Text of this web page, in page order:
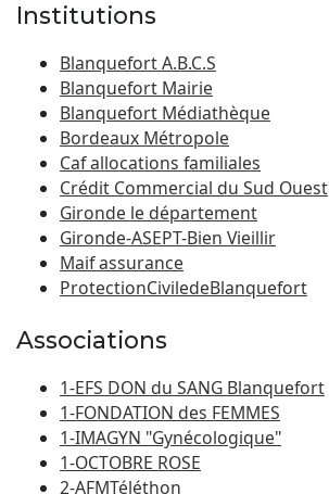
Institutions
Blanquefort A.B.C.S
Blanquefort Mairie
Blanquefort Médiathèque
Bordeaux Métropole
Caf allocations familiales
Crédit Commercial du Sud Ouest
Gironde le département
Gironde-ASEPT-Bien Vieillir
Maif assurance
ProtectionCiviledeBlanquefort
Associations
1-EFS DON du SANG Blanquefort
1-FONDATION des FEMMES
1-IMAGYN "Gynécologique"
1-OCTOBRE ROSE
2-AFMTéléthon